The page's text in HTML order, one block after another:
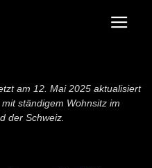
(EU)
am 12. Mai 2025 aktualisiert
ständigem Wohnsitz im
der Schweiz.